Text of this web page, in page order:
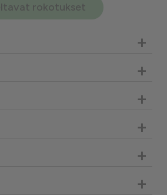
rokotukset
+
+
+
+
+
+